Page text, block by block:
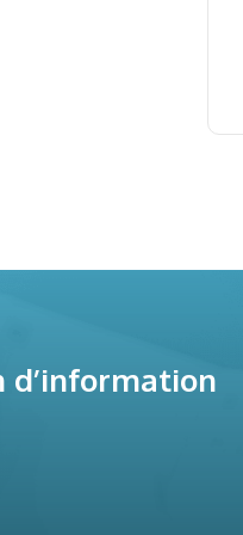
d’information